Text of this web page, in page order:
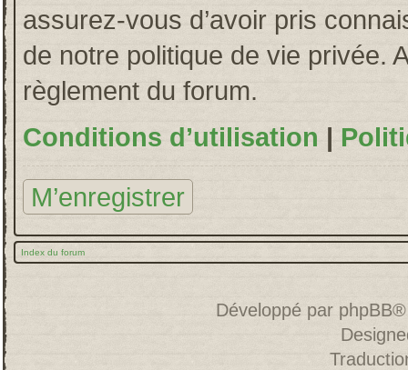
assurez-vous d’avoir pris
de notre politique de vie privée.
règlement du forum.
Conditions d’utilisation |
M’enregistrer
Index du forum
Développé par phpBB®